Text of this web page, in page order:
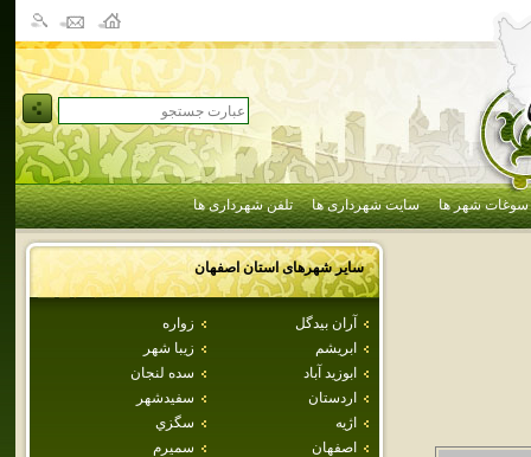
سوغات شهر ها سایت شهرداری ها تلفن شهرداری ها
سایر شهرهای استاناصفهان
آران بيدگل
زواره
ابريشم
زيبا شهر
ابوزيد آباد
سده لنجان
اردستان
سفيدشهر
اژيه
سگزي
اصفهان
سميرم